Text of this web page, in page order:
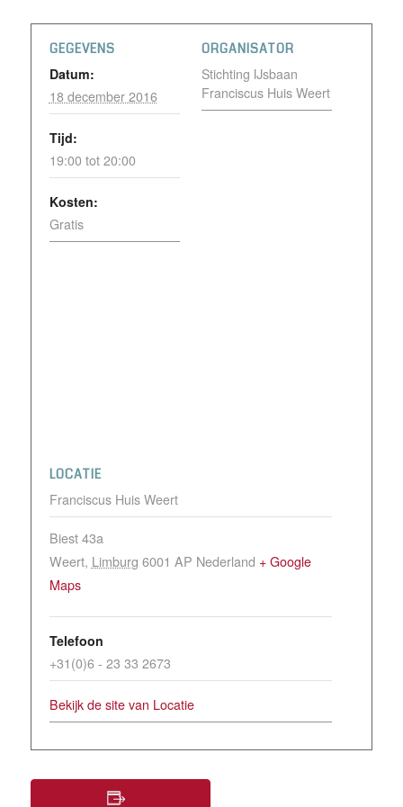
GEGEVENS
Datum:
18 december 2016
Tijd:
19:00 tot 20:00
Kosten:
Gratis
ORGANISATOR
Stichting IJsbaan
Franciscus Huis Weert
LOCATIE
Franciscus Huis Weert
Biest 43a
Weert, Limburg 6001 AP Nederland + Google
Maps
Telefoon
+31(0)6 - 23 33 2673
Bekijk de site van Locatie